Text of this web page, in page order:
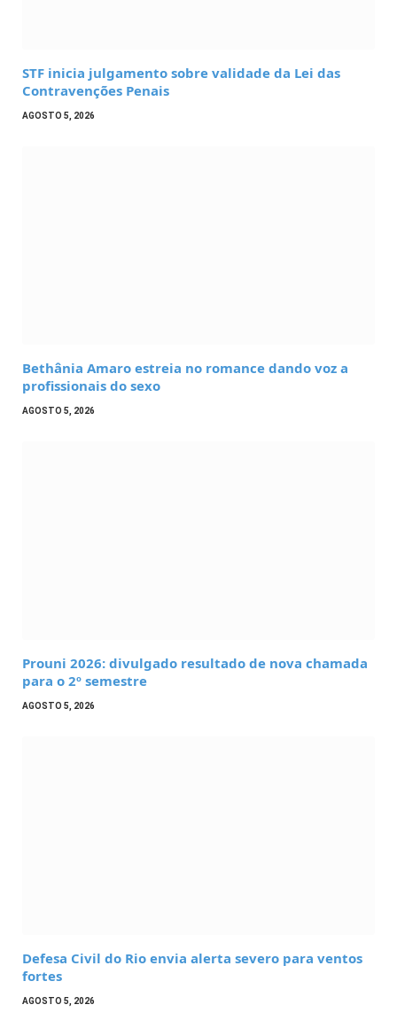
STF inicia julgamento sobre validade da Lei das
Contravenções Penais
AGOSTO 5, 2026
Bethânia Amaro estreia no romance dando voz a
profissionais do sexo
AGOSTO 5, 2026
Prouni 2026: divulgado resultado de nova chamada
para o 2º semestre
AGOSTO 5, 2026
Defesa Civil do Rio envia alerta severo para ventos
fortes
AGOSTO 5, 2026